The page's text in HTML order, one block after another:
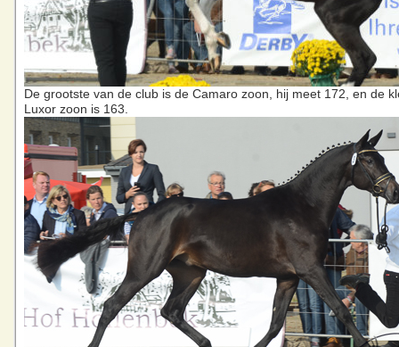
De grootste van de club is de Camaro zoon, hij meet 172, en de
Luxor zoon is 163.